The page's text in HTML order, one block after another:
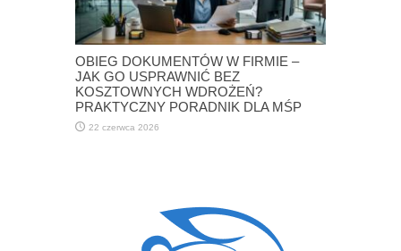
OBIEG DOKUMENTÓW W FIRMIE –
JAK GO USPRAWNIĆ BEZ
KOSZTOWNYCH WDROŻEŃ?
PRAKTYCZNY PORADNIK DLA MŚP
22 czerwca 2026